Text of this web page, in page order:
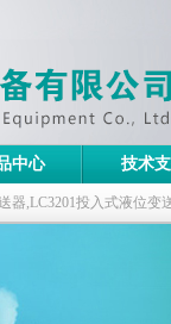
中心 技术
器,LC3201投入式液位